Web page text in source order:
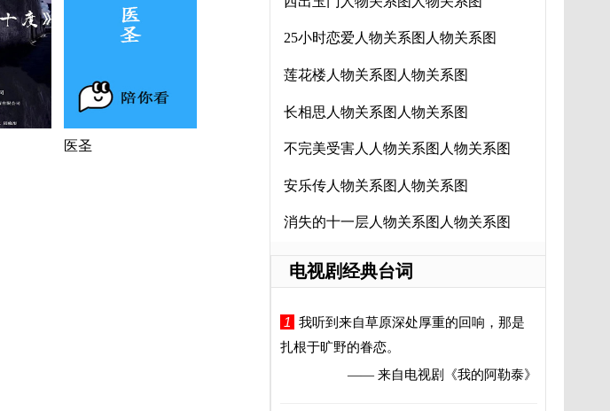
医圣
25小时恋爱人物关系图人物关系图
莲花楼人物关系图人物关系图
长相思人物关系图人物关系图
不完美受害人人物关系图人物关系图
安乐传人物关系图人物关系图
消失的十一层人物关系图人物关系图
电视剧经典台词
1
我听到来自草原深处厚重的回响，那是
扎根于旷野的眷恋。
—— 来自电视剧
《我的阿勒泰》